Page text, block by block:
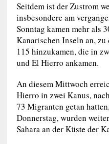
Seitdem ist der Zustrom
insbesondere am
Sonntag kamen mehr als
Kanarischen Inseln an,
115 hinzukamen, die in
und El Hierro ankamen.
An diesem Mittwoch
Hierro in zwei Kanus,
73 Migranten getan
Donnerstag, wurden
Sahara an der Küste der